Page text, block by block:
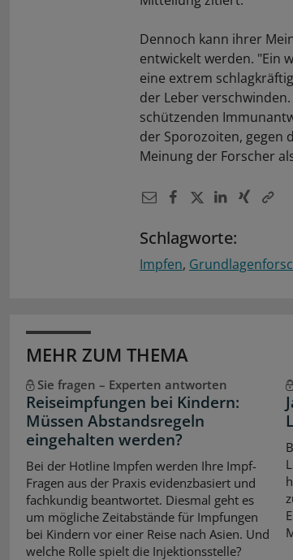
Dennoch kann ihrer
entwickelt werden. "Ein
eine extrem
der Leber
schützenden
der Sporozoiten, gegen
Meinung der Forscher
Schlagworte:
Impfen
MEHR ZUM THEMA
Sie fragen – Experten antworten
Reiseimpfungen bei Kindern:
Müssen Abstandsregeln
eingehalten werden?
Bei der Hotline Impfen werden Ihre Impf-
Fragen aus der Praxis evidenzbasiert und
fachkundig beantwortet. Diesmal geht es
um mögliche Zeitabstände für Impfungen
bei Kindern vor einer Reise nach Asien. Und
welche Rolle spielt die Injektionsstelle?